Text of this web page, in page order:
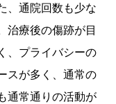
、通院回数も少な
治療後の傷跡が目
、プライバシーの
スが多く、通常の
通常通りの活動が